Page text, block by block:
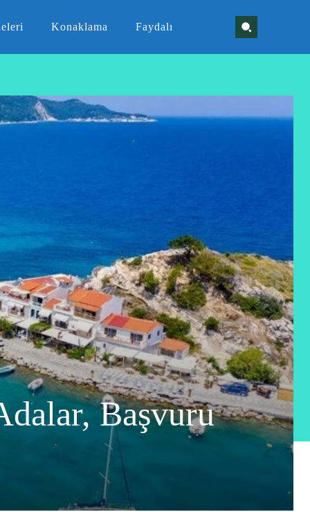
Konaklama Faydalı
Başvuru